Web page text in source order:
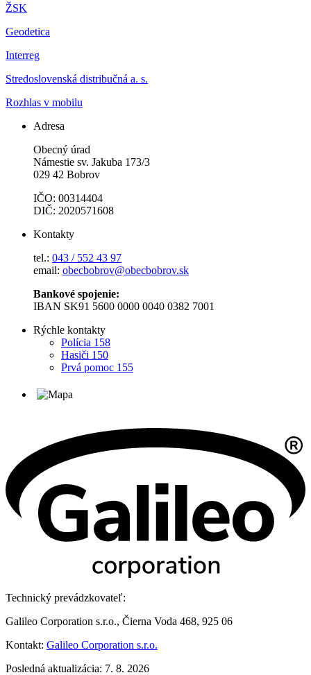
ŽSK
Geodetica
Interreg
Stredoslovenská distribučná a. s.
Rozhlas v mobilu
Adresa
Obecný úrad
Námestie sv. Jakuba 173/3
029 42 Bobrov
IČO: 00314404
DIČ: 2020571608
Kontakty
tel.: 043 / 552 43 97
email: obecbobrov@obecbobrov.sk
Bankové spojenie:
IBAN SK91 5600 0000 0040 0382 7001
Rýchle kontakty
Polícia 158
Hasiči 150
Prvá pomoc 155
Technický prevádzkovateľ:
Galileo Corporation s.r.o., Čierna Voda 468, 925 06
Kontakt: Galileo Corporation s.r.o.
Posledná aktualizácia: 7. 8. 2026